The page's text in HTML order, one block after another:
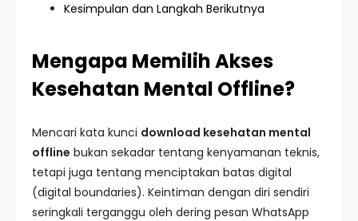
Kesimpulan dan Langkah Berikutnya
Mengapa Memilih Akses
Kesehatan Mental Offline?
Mencari kata kunci download kesehatan mental
offline bukan sekadar tentang kenyamanan teknis,
tetapi juga tentang menciptakan batas digital
(digital boundaries). Keintiman dengan diri sendiri
seringkali terganggu oleh dering pesan WhatsApp